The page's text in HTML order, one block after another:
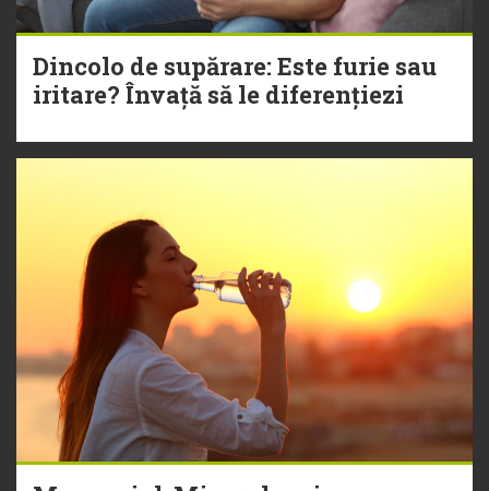
Dincolo de supărare: Este furie sau
iritare? Învață să le diferențiezi